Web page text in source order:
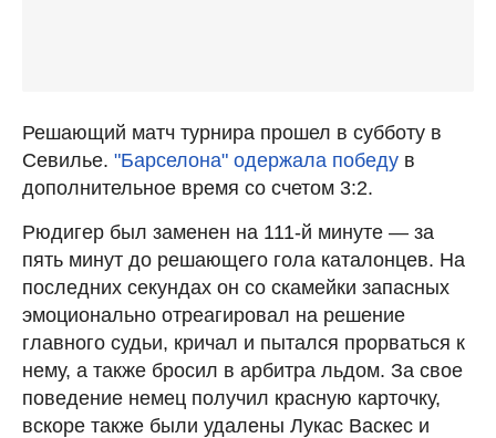
Решающий матч турнира прошел в субботу в
Севилье. "Барселона" одержала победу в
дополнительное время со счетом 3:2.
Рюдигер был заменен на 111-й минуте — за
пять минут до решающего гола каталонцев. На
последних секундах он со скамейки запасных
эмоционально отреагировал на решение
главного судьи, кричал и пытался прорваться к
нему, а также бросил в арбитра льдом. За свое
поведение немец получил красную карточку,
вскоре также были удалены Лукас Васкес и